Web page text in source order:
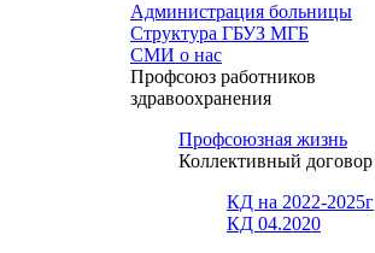
Администрация больницы
Структура ГБУЗ МГБ
СМИ о нас
Профсоюз работников
здравоохранения
Профсоюзная жизнь
Коллективный договор
КД на 2022-2025г
КД 04.2020